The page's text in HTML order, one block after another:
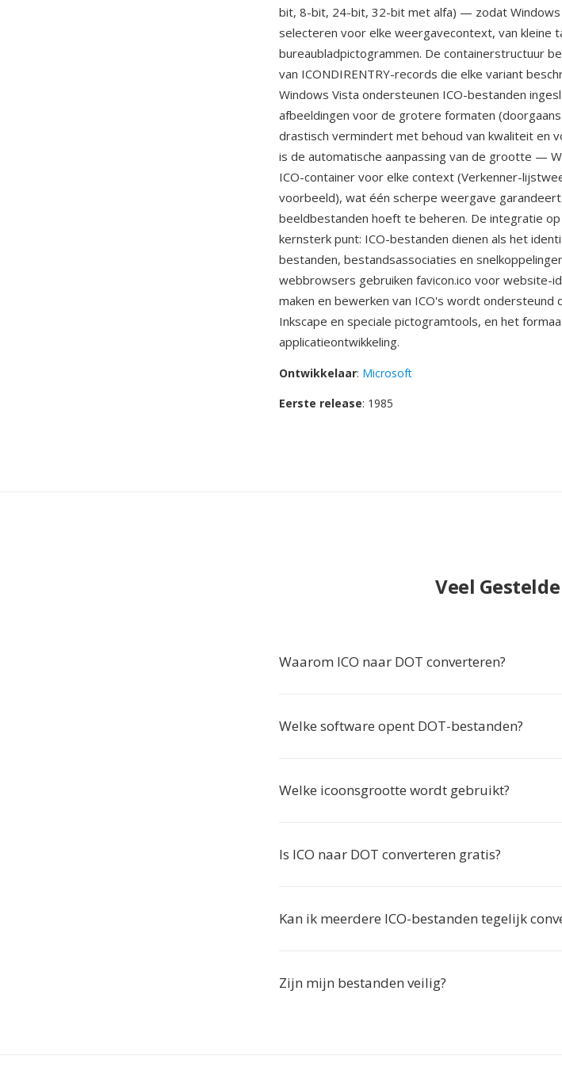
bit, 8-bit, 24-bit, 32-bit met alfa) — zodat
selecteren voor elke weergavecontext, van kleine
bureaubladpictogrammen. De containerstructuur
van ICONDIRENTRY-records die elke variant
Windows Vista ondersteunen ICO-bestanden
afbeeldingen voor de grotere formaten
drastisch vermindert met behoud van kwaliteit en
is de automatische aanpassing van de grootte —
ICO-container voor elke context (Verkenner-
voorbeeld), wat één scherpe weergave
beeldbestanden hoeft te beheren. De integratie
kernsterk punt: ICO-bestanden dienen als het
bestanden, bestandsassociaties en
webbrowsers gebruiken favicon.ico voor website-
maken en bewerken van ICO's wordt ondersteund
Inkscape en speciale pictogramtools, en het
applicatieontwikkeling.
Ontwikkelaar: Microsoft
Eerste release: 1985
Veel
Waarom ICO naar DOT converteren?
Welke software opent DOT-bestanden?
Welke icoonsgrootte wordt gebruikt?
Is ICO naar DOT converteren gratis?
Kan ik meerdere ICO-bestanden tegelijk
Zijn mijn bestanden veilig?